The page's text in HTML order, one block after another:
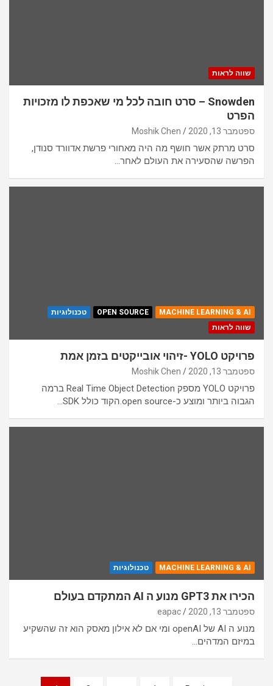
שווה לראות
Snowden – סרט חובה לכל מי שאכפת לו מזכויות
הפרט
ספטמבר 13, 2020 Moshik Chen
סרט מרתק אשר חושף מה היה מאחורי פרשת אדוורד סנודן,
הפרשה שהסעירה את העולם לאחר…
MACHINE LEARNING & AI
OPEN SOURCE
טכנולוגיות
שווה לראות
פרויקט YOLO -זיהוי אובייקטים בזמן אמת
ספטמבר 13, 2020 Moshik Chen
פרויקט YOLO מספק Real Time Object Detection ברמה
הגבוה ביותר ומוצע כ-open source.הקוד כולל SDK…
MACHINE LEARNING & AI טכנולוגיות
הכירו את GPT3 מנוע ה AI המתקדם בעולם
ספטמבר 13, 2020 eapac
מנוע ה AI של openAI ומי אם לא אילון מאסק הוא זה שהשקיע
במיזם המדהים…